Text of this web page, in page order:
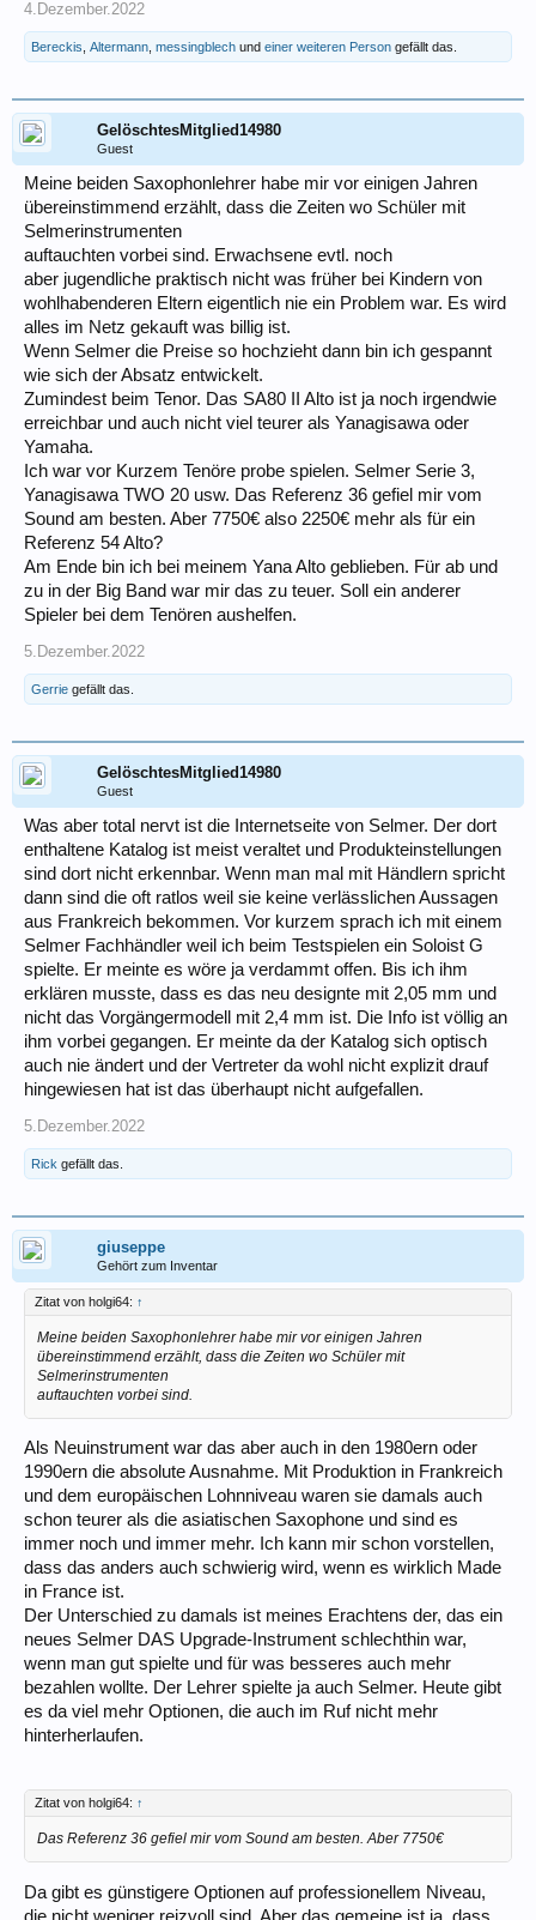
4.Dezember.2022
Bereckis Altermann messingblech und einer weiteren Person gefällt das.
GelöschtesMitglied14980
Guest
Meine beiden Saxophonlehrer habe mir vor einigen Jahren
übereinstimmend erzählt, dass die Zeiten wo Schüler mit
Selmerinstrumenten
auftauchten vorbei sind. Erwachsene evtl. noch
aber jugendliche praktisch nicht was früher bei Kindern von
wohlhabenderen Eltern eigentlich nie ein Problem war. Es wird
alles im Netz gekauft was billig ist.
Wenn Selmer die Preise so hochzieht dann bin ich gespannt
wie sich der Absatz entwickelt.
Zumindest beim Tenor. Das SA80 II Alto ist ja noch irgendwie
erreichbar und auch nicht viel teurer als Yanagisawa oder
Yamaha.
Ich war vor Kurzem Tenöre probe spielen. Selmer Serie 3,
Yanagisawa TWO 20 usw. Das Referenz 36 gefiel mir vom
Sound am besten. Aber 7750€ also 2250€ mehr als für ein
Referenz 54 Alto?
Am Ende bin ich bei meinem Yana Alto geblieben. Für ab und
zu in der Big Band war mir das zu teuer. Soll ein anderer
Spieler bei dem Tenören aushelfen.
5.Dezember.2022
Gerrie gefällt das.
GelöschtesMitglied14980
Guest
Was aber total nervt ist die Internetseite von Selmer. Der dort
enthaltene Katalog ist meist veraltet und Produkteinstellungen
sind dort nicht erkennbar. Wenn man mal mit Händlern spricht
dann sind die oft ratlos weil sie keine verlässlichen Aussagen
aus Frankreich bekommen. Vor kurzem sprach ich mit einem
Selmer Fachhändler weil ich beim Testspielen ein Soloist G
spielte. Er meinte es wöre ja verdammt offen. Bis ich ihm
erklären musste, dass es das neu designte mit 2,05 mm und
nicht das Vorgängermodell mit 2,4 mm ist. Die Info ist völlig an
ihm vorbei gegangen. Er meinte da der Katalog sich optisch
auch nie ändert und der Vertreter da wohl nicht explizit drauf
hingewiesen hat ist das überhaupt nicht aufgefallen.
5.Dezember.2022
Rick gefällt das.
giuseppe
Gehört zum Inventar
Zitat von holgi64: ↑
Meine beiden Saxophonlehrer habe mir vor einigen Jahren
übereinstimmend erzählt, dass die Zeiten wo Schüler mit
Selmerinstrumenten
auftauchten vorbei sind.
Als Neuinstrument war das aber auch in den 1980ern oder
1990ern die absolute Ausnahme. Mit Produktion in Frankreich
und dem europäischen Lohnniveau waren sie damals auch
schon teurer als die asiatischen Saxophone und sind es
immer noch und immer mehr. Ich kann mir schon vorstellen,
dass das anders auch schwierig wird, wenn es wirklich Made
in France ist.
Der Unterschied zu damals ist meines Erachtens der, das ein
neues Selmer DAS Upgrade-Instrument schlechthin war,
wenn man gut spielte und für was besseres auch mehr
bezahlen wollte. Der Lehrer spielte ja auch Selmer. Heute gibt
es da viel mehr Optionen, die auch im Ruf nicht mehr
hinterherlaufen.
Zitat von holgi64: ↑
Das Referenz 36 gefiel mir vom Sound am besten. Aber 7750€
Da gibt es günstigere Optionen auf professionellem Niveau,
die nicht weniger reizvoll sind. Aber das gemeine ist ja, dass